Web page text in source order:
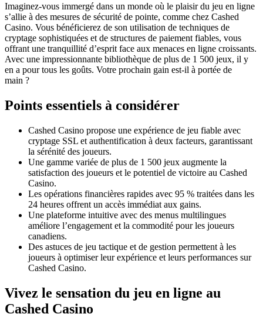
Imaginez-vous immergé dans un monde où le plaisir du jeu en ligne
s’allie à des mesures de sécurité de pointe, comme chez Cashed
Casino. Vous bénéficierez de son utilisation de techniques de
cryptage sophistiquées et de structures de paiement fiables, vous
offrant une tranquillité d’esprit face aux menaces en ligne croissants.
Avec une impressionnante bibliothèque de plus de 1 500 jeux, il y
en a pour tous les goûts. Votre prochain gain est-il à portée de
main ?
Points essentiels à considérer
Cashed Casino propose une expérience de jeu fiable avec
cryptage SSL et authentification à deux facteurs, garantissant
la sérénité des joueurs.
Une gamme variée de plus de 1 500 jeux augmente la
satisfaction des joueurs et le potentiel de victoire au Cashed
Casino.
Les opérations financières rapides avec 95 % traitées dans les
24 heures offrent un accès immédiat aux gains.
Une plateforme intuitive avec des menus multilingues
améliore l’engagement et la commodité pour les joueurs
canadiens.
Des astuces de jeu tactique et de gestion permettent à les
joueurs à optimiser leur expérience et leurs performances sur
Cashed Casino.
Vivez le sensation du jeu en ligne au
Cashed Casino